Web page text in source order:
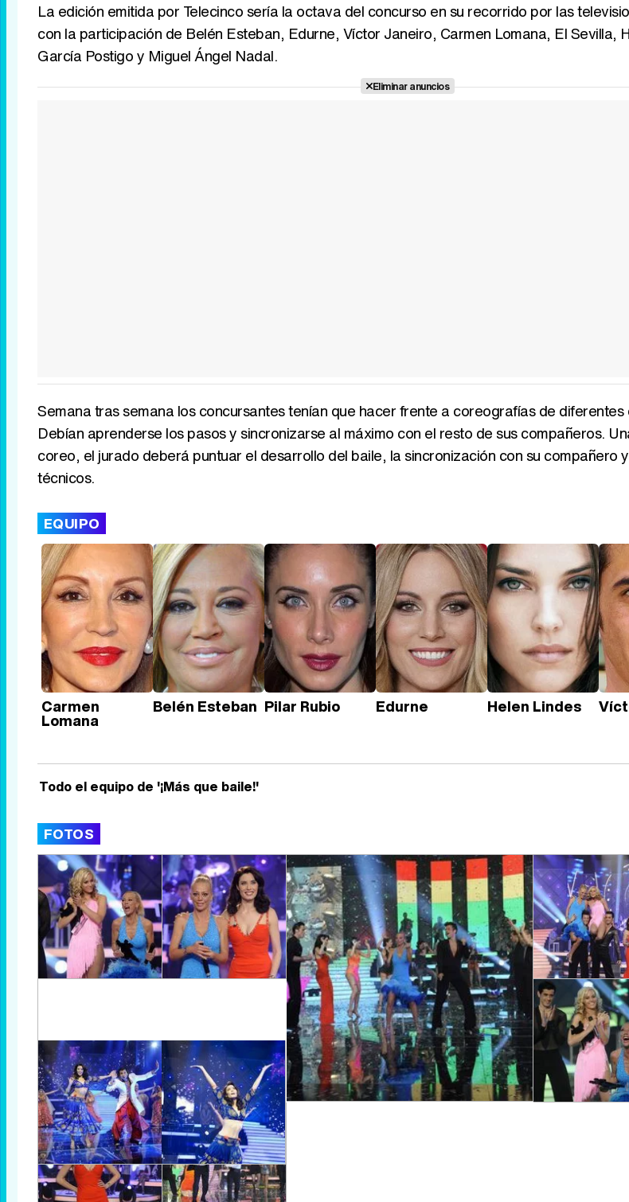
La edición emitida por Telecinco sería la octava del concurso en su recorrido por las
con la participación de Belén Esteban, Edurne, Víctor Janeiro, Carmen Lomana, El Sevilla,
García Postigo y Miguel Ángel Nadal.
Eliminar anuncios
Semana tras semana los concursantes tenían que hacer frente a coreografías de diferentes
Debían aprenderse los pasos y sincronizarse al máximo con el resto de sus compañeros.
coreo, el jurado deberá puntuar el desarrollo del baile, la sincronización con su compañero
técnicos.
EQUIPO
Carmen
Lomana
Belén Esteban Pilar Rubio Edurne Helen Lindes
Todo el equipo de '¡Más que baile!'
FOTOS